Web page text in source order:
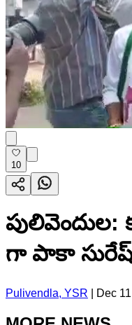
10
గా పాకా సురేష్
Pulivendla, YSR Dec